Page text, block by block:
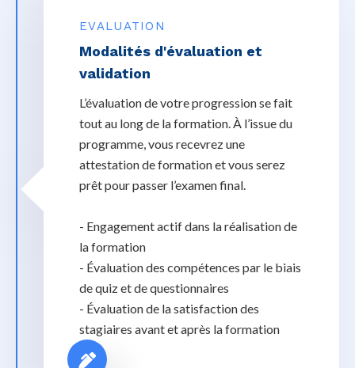
EVALUATION
Modalités d'évaluation et
validation
L’évaluation de votre progression se fait
tout au long de la formation. À l’issue du
programme, vous recevrez une
attestation de formation et vous serez
prêt pour passer l’examen final.
- Engagement actif dans la réalisation de
la formation
- Évaluation des compétences par le biais
de quiz et de questionnaires
- Évaluation de la satisfaction des
stagiaires avant et après la formation